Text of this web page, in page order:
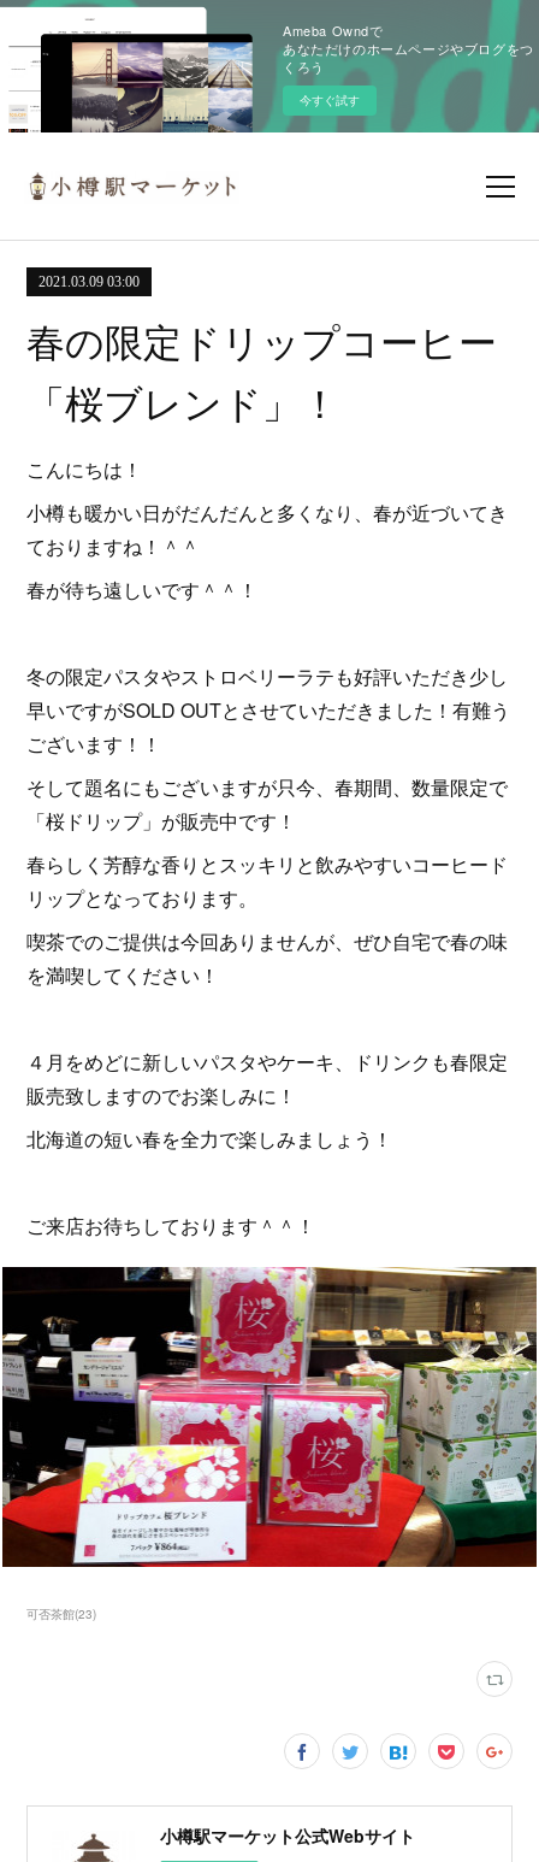
Ameba Owndで
あなただけのホームページやブログをつ
くろう
今すぐ試す
2021.03.09 03:00
春の限定ドリップコーヒー
「桜ブレンド」！
こんにちは！
小樽も暖かい日がだんだんと多くなり、春が近づいてき
ておりますね！＾＾
春が待ち遠しいです＾＾！
冬の限定パスタやストロベリーラテも好評いただき少し
早いですがSOLD OUTとさせていただきました！有難う
ございます！！
そして題名にもございますが只今、春期間、数量限定で
「桜ドリップ」が販売中です！
春らしく芳醇な香りとスッキリと飲みやすいコーヒード
リップとなっております。
喫茶でのご提供は今回ありませんが、ぜひ自宅で春の味
を満喫してください！
４月をめどに新しいパスタやケーキ、ドリンクも春限定
販売致しますのでお楽しみに！
北海道の短い春を全力で楽しみましょう！
ご来店お待ちしております＾＾！
可否茶館(23)
小樽駅マーケット公式Webサイト